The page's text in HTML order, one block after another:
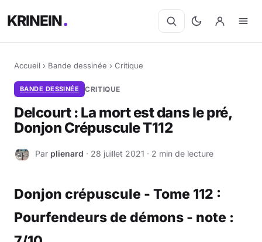
KRINEIN
Accueil › Bande dessinée › Critique
BANDE DESSINÉE CRITIQUE
Delcourt : La mort est dans le pré,
Donjon Crépuscule T112
P Par plienard · 28 juillet 2021 · 2 min de lecture
Donjon crépuscule - Tome 112 :
Pourfendeurs de démons - note :